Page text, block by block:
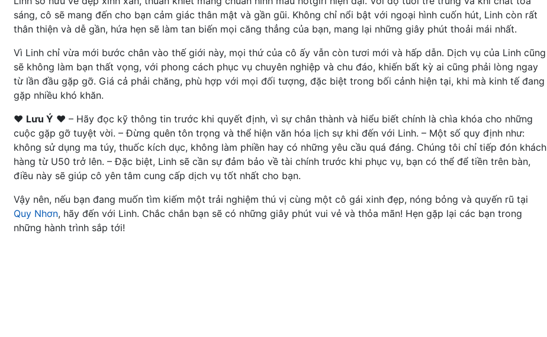
sáng, cô sẽ mang đến cho bạn cảm giác thân mật và gần gũi. Không chỉ nổi bật với ngoại hình cuốn hút, Linh còn rất
thân thiện và dễ gần, hứa hẹn sẽ làm tan biến mọi căng thẳng của bạn, mang lại những giây phút thoải mái nhất.
Vì Linh chỉ vừa mới bước chân vào thế giới này, mọi thứ của cô ấy vẫn còn tươi mới và hấp dẫn. Dịch vụ của Linh cũng
sẽ không làm bạn thất vọng, với phong cách phục vụ chuyên nghiệp và chu đáo, khiến bất kỳ ai cũng phải lòng ngay
từ lần đầu gặp gỡ. Giá cả phải chăng, phù hợp với mọi đối tượng, đặc biệt trong bối cảnh hiện tại, khi mà kinh tế đang
gặp nhiều khó khăn.
❤️ Lưu Ý ❤️ – Hãy đọc kỹ thông tin trước khi quyết định, vì sự chân thành và hiểu biết chính là chìa khóa cho những
cuộc gặp gỡ tuyệt vời. – Đừng quên tôn trọng và thể hiện văn hóa lịch sự khi đến với Linh. – Một số quy định như:
không sử dụng ma túy, thuốc kích dục, không làm phiền hay có những yêu cầu quá đáng. Chúng tôi chỉ tiếp đón khách
hàng từ U50 trở lên. – Đặc biệt, Linh sẽ cần sự đảm bảo về tài chính trước khi phục vụ, bạn có thể để tiền trên bàn,
điều này sẽ giúp cô yên tâm cung cấp dịch vụ tốt nhất cho bạn.
Vậy nên, nếu bạn đang muốn tìm kiếm một trải nghiệm thú vị cùng một cô gái xinh đẹp, nóng bỏng và quyến rũ tại
Quy Nhơn, hãy đến với Linh. Chắc chắn bạn sẽ có những giây phút vui vẻ và thỏa mãn! Hẹn gặp lại các bạn trong
những hành trình sắp tới!